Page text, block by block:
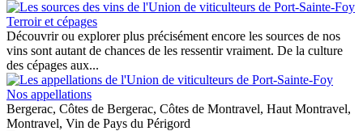
Terroir et cépages
Découvrir ou explorer plus précisément encore les sources de nos
vins sont autant de chances de les ressentir vraiment. De la culture
des cépages aux...
Nos appellations
Bergerac, Côtes de Bergerac, Côtes de Montravel, Haut Montravel,
Montravel, Vin de Pays du Périgord